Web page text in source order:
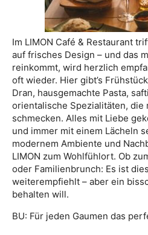
Im LIMON Café & Restaurant
auf frisches Design – und das
reinkommt, wird herzlich
oft wieder. Hier gibt’s
Dran, hausgemachte Pasta,
orientalische Spezialitäten, die
schmecken. Alles mit Liebe
und immer mit einem Lächeln
modernem Ambiente und
LIMON zum Wohlfühlort. Ob
oder Familienbrunch: Es ist
weiterempfiehlt – aber ein
behalten will.
BU: Für jeden Gaumen das